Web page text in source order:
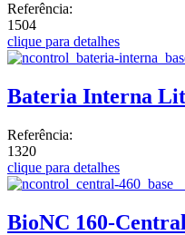
Referência:
1504
clique para detalhes
Bateria Interna
Referência:
1320
clique para detalhes
BioNC 160-